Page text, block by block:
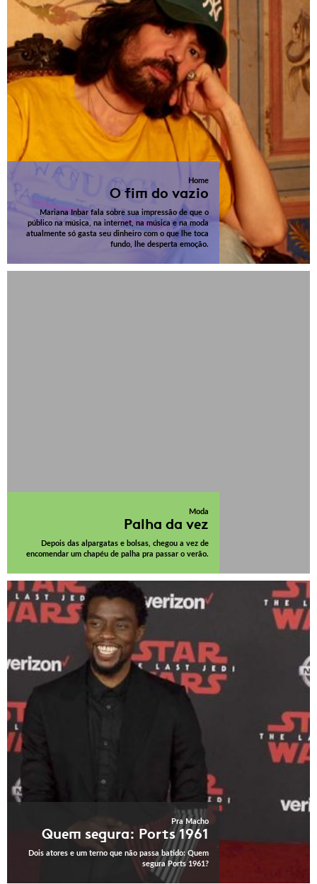
Home
O fim do vazio
Mariana Inbar fala sobre sua impressão de que o
público na música, na internet, na música e na moda
atualmente só gasta seu dinheiro com o que lhe toca
fundo, lhe desperta emoção.
Moda
Palha da vez
Depois das alpargatas e bolsas, chegou a vez de
encomendar um chapéu de palha pra passar o verão.
Pra Macho
Quem segura: Ports 1961
Dois atores e um terno que não passa batido: Quem
segura Ports 1961?